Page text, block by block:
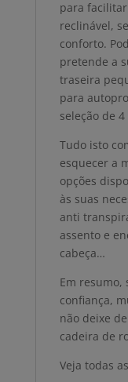
para
reclinável,
conforto.
pretende a
traseira
para
seleção de
Tudo isto
esquecer a
opções
às suas
anti
assento e
cabeça…
Em resumo,
confiança,
não deixe
cadeira de
Veja todas